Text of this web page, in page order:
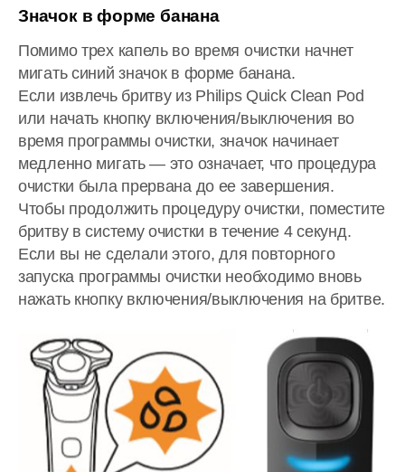
Значок в форме банана
Помимо трех капель во время очистки начнет
мигать синий значок в форме банана.
Если извлечь бритву из Philips Quick Clean Pod
или начать кнопку включения/выключения во
время программы очистки, значок начинает
медленно мигать — это означает, что процедура
очистки была прервана до ее завершения.
Чтобы продолжить процедуру очистки, поместите
бритву в систему очистки в течение 4 секунд.
Если вы не сделали этого, для повторного
запуска программы очистки необходимо вновь
нажать кнопку включения/выключения на бритве.